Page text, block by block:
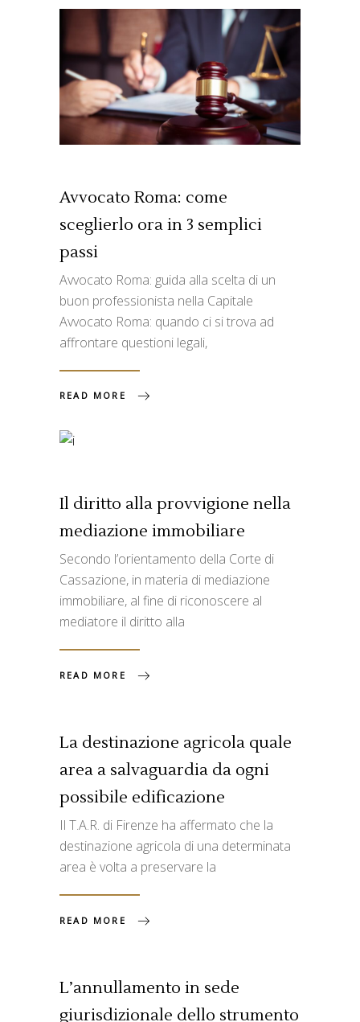
Avvocato Roma: come
sceglierlo ora in 3 semplici
passi
Avvocato Roma: guida alla scelta di un
buon professionista nella Capitale
Avvocato Roma: quando ci si trova ad
affrontare questioni legali,
READ MORE
Il diritto alla provvigione nella
mediazione immobiliare
Secondo l’orientamento della Corte di
Cassazione, in materia di mediazione
immobiliare, al fine di riconoscere al
mediatore il diritto alla
READ MORE
La destinazione agricola quale
area a salvaguardia da ogni
possibile edificazione
Il T.A.R. di Firenze ha affermato che la
destinazione agricola di una determinata
area è volta a preservare la
READ MORE
L’annullamento in sede
giurisdizionale dello strumento